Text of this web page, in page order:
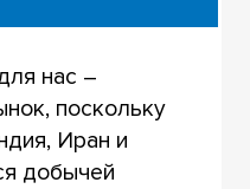
нас –
поскольку
Иран и
добычей